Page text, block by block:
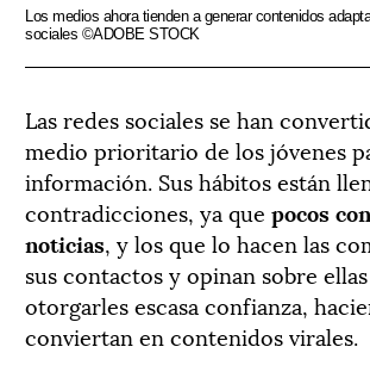
Los medios ahora tienden a generar contenidos
sociales ©ADOBE STOCK
Las redes sociales se han
medio prioritario de los jóvenes
información. Sus hábitos están
contradicciones, ya que pocos
noticias, y los que lo hacen las
sus contactos y opinan sobre
otorgarles escasa confianza,
conviertan en contenidos virales.